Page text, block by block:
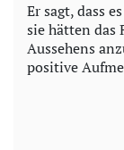
Er sagt, dass
sie hätten das
Aussehens
positive